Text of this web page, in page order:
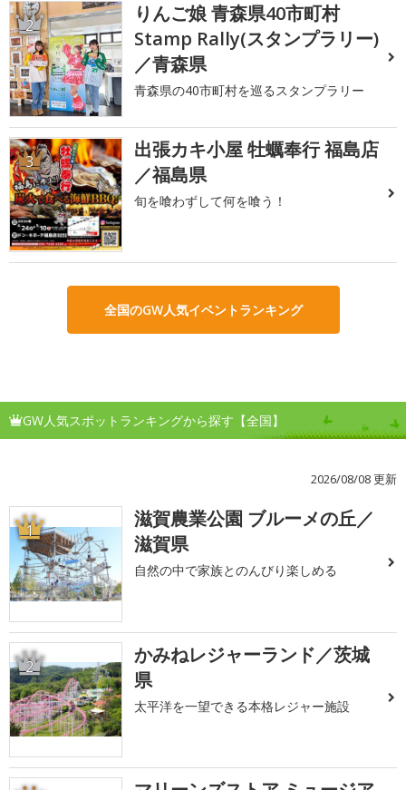
2
りんご娘 青森県40市町村
Stamp Rally(スタンプラリー)
／青森県
青森県の40市町村を巡るスタンプラリー
3
出張カキ小屋 牡蠣奉行 福島店
／福島県
旬を喰わずして何を喰う！
全国のGW人気イベントランキング
GW人気スポットランキングから探す【全国】
2026/08/08 更新
1
滋賀農業公園 ブルーメの丘／
滋賀県
自然の中で家族とのんびり楽しめる
2
かみねレジャーランド／茨城
県
太平洋を一望できる本格レジャー施設